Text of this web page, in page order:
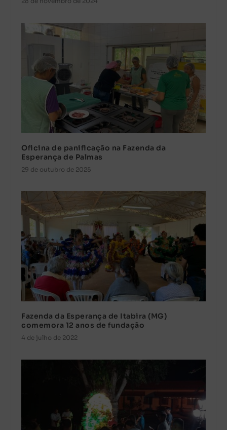
Oficina de panificação na Fazenda da
Esperança de Palmas
29 de outubro de 2025
Fazenda da Esperança de Itabira (MG)
comemora 12 anos de fundação
4 de julho de 2022